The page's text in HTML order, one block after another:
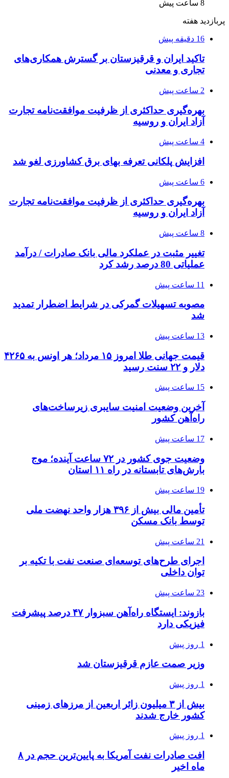
8 ساعت پیش
پربازدید هفته
16 دقیقه پیش
تاکید ایران و قرقیزستان بر گسترش همکاری‌های
تجاری و معدنی
2 ساعت پیش
بهره‌گیری حداکثری از ظرفیت موافقت‌نامه تجارت
آزاد ایران و روسیه
4 ساعت پیش
افزایش پلکانی تعرفه بهای برق کشاورزی لغو شد
6 ساعت پیش
بهره‌گیری حداکثری از ظرفیت موافقت‌نامه تجارت
آزاد ایران و روسیه
8 ساعت پیش
تغییر مثبت در عملکرد مالی بانک صادرات / درآمد
عملیاتی 80 درصد رشد کرد
11 ساعت پیش
مصوبه تسهیلات گمرکی در شرایط اضطرار تمدید
شد
13 ساعت پیش
قیمت جهانی طلا امروز ۱۵ مرداد؛ هر اونس به ۴۲۶۵
دلار و ۲۲ سنت رسید
15 ساعت پیش
آخرین وضعیت امنیت سایبری زیرساخت‌های
راه‌آهن کشور
17 ساعت پیش
وضعیت جوی کشور در ۷۲ ساعت آینده؛ موج
بارش‌های تابستانه در راه ۱۱ استان
19 ساعت پیش
تأمین مالی بیش از ۳۹۶ هزار واحد نهضت ملی
توسط بانک مسکن
21 ساعت پیش
اجرای طرح‌های توسعه‌ای صنعت نفت با تکیه بر
توان داخلی
23 ساعت پیش
بازوند: ایستگاه راه‌آهن سبزوار ۴۷ درصد پیشرفت
فیزیکی دارد
1 روز پیش
وزیر صمت عازم قرقیزستان شد
1 روز پیش
بیش از ۳ میلیون زائر اربعین از مرزهای زمینی
کشور خارج شدند
1 روز پیش
افت صادرات نفت آمریکا به پایین‌ترین حجم در ۸
ماه اخیر